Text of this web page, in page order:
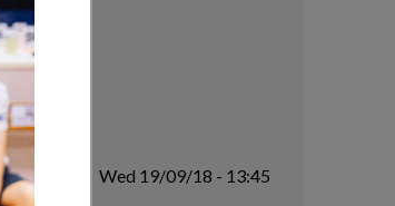
Wed 19/09/18 - 13:45